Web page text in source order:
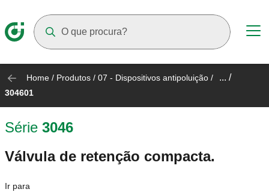
Home / Produtos / 07 - Dispositivos antipoluição / ... /
304601
Série 3046
Válvula de retenção compacta.
Ir para